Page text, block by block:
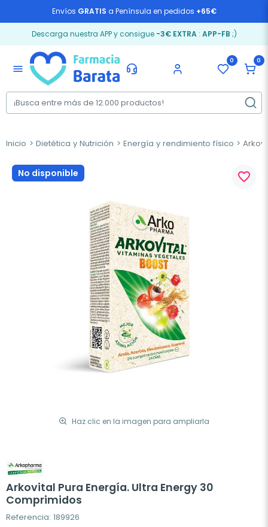
Envíos GRATIS a Península en pedidos +65€
Descarga nuestra APP y consigue -3€ EXTRA: APP-FB ;)
menu
0 0
Inicio Dietética y Nutrición Energía y rendimiento físico
No disponible
Haz clic en la imagen para ampliarla
favorite_border
Arkovital Pura Energía. Ultra Energy 30
Comprimidos
Referencia: 189926